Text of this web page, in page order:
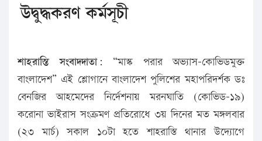
উদ্বুদ্ধকরণ কর্মসূচী
শাহরাস্তি সংবাদদাতা: “মাস্ক পরার অভ্যাস-কোভিডমুক্ত
বাংলাদেশ” এই শ্লোগানে বাংলাদেশ পুলিশের মহাপরিদর্শক ডঃ
বেনজির আহমেদের নির্দেশনায় মরনঘাতি (কোভিড-১৯)
করোনা ভাইরাস সংক্রমণ প্রতিরোধে ৩য় দিনের মত মঙ্গলবার
(২৩ মার্চ) সকাল ১০টা হতে শাহরাস্তি থানার উদ্যোগে